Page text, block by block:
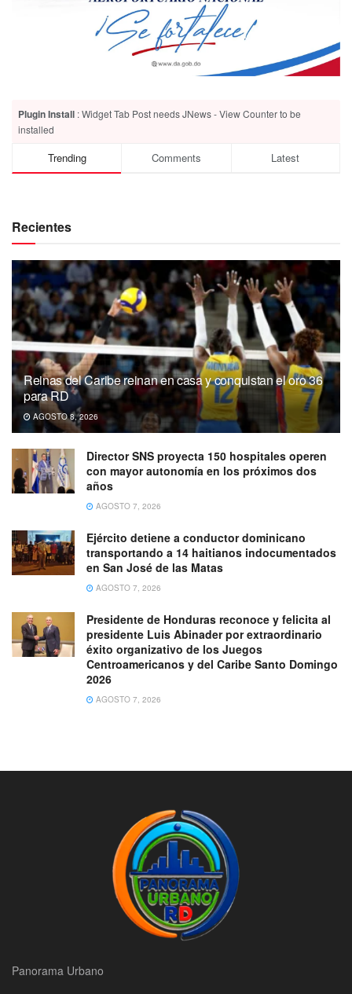
Plugin Install : Widget Tab Post needs JNews - View Counter to be
installed
Trending Comments Latest
Recientes
Reinas del Caribe reinan en casa y conquistan el oro 36
para RD
AGOSTO 8, 2026
Director SNS proyecta 150 hospitales operen
con mayor autonomía en los próximos dos
años
AGOSTO 7, 2026
Ejército detiene a conductor dominicano
transportando a 14 haitianos indocumentados
en San José de las Matas
AGOSTO 7, 2026
Presidente de Honduras reconoce y felicita al
presidente Luis Abinader por extraordinario
éxito organizativo de los Juegos
Centroamericanos y del Caribe Santo Domingo
2026
AGOSTO 7, 2026
Panorama Urbano